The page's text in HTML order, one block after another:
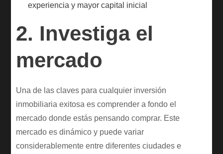
experiencia y mayor capital inicial
2. Investiga el
mercado
Una de las claves para cualquier inversión
inmobiliaria exitosa es comprender a fondo el
mercado donde estás pensando comprar. Este
mercado es dinámico y puede variar
considerablemente entre diferentes ciudades e